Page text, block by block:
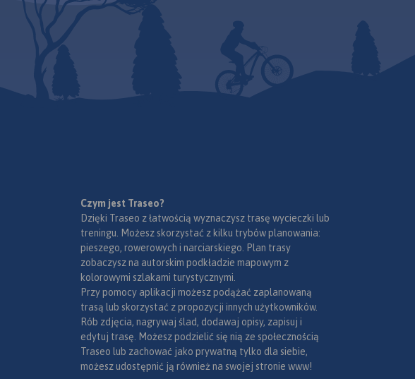
Czym jest Traseo?
Dzięki Traseo z łatwością wyznaczysz trasę wycieczki lub
treningu. Możesz skorzystać z kilku trybów planowania:
pieszego, rowerowych i narciarskiego. Plan trasy
zobaczysz na autorskim podkładzie mapowym z
kolorowymi szlakami turystycznymi.
Przy pomocy aplikacji możesz podążać zaplanowaną
trasą lub skorzystać z propozycji innych użytkowników.
Rób zdjęcia, nagrywaj ślad, dodawaj opisy, zapisuj i
edytuj trasę. Możesz podzielić się nią ze społecznością
Traseo lub zachować jako prywatną tylko dla siebie,
możesz udostępnić ją również na swojej stronie www!